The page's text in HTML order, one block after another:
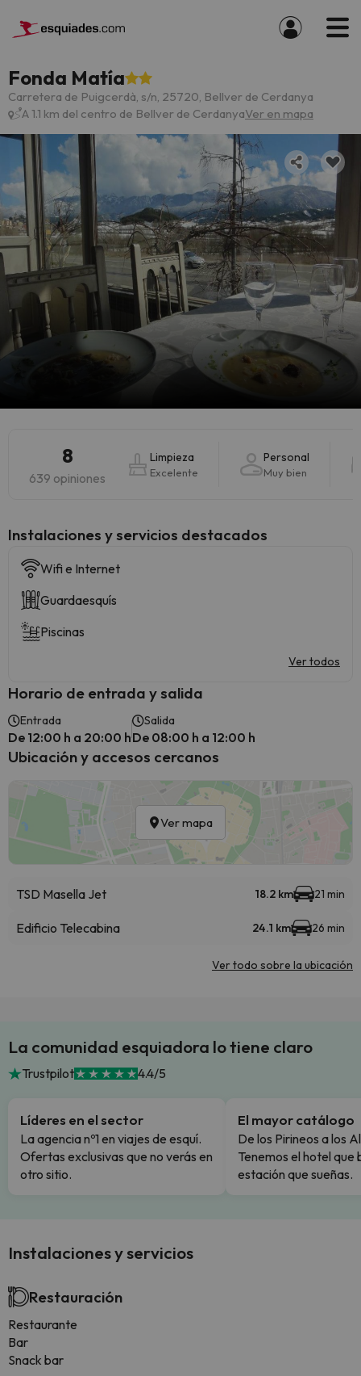
Fonda Matía
Carretera de Puigcerdà, s/n, 25720, Bellver de Cerdanya
A 1.1 km del centro de Bellver de CerdanyaVer en mapa
8
639 opiniones
Limpieza
Excelente
Personal
Muy bien
Instalaciones y servicios destacados
Wifi e Internet
Guardaesquís
Piscinas
Ver todos
Horario de entrada y salida
Entrada
De 12:00 h a 20:00 h
Salida
De 08:00 h a 12:00 h
Ubicación y accesos cercanos
Ver mapa
TSD Masella Jet 18.2 km 21 min
Edificio Telecabina 24.1 km 26 min
Ver todo sobre la ubicación
La comunidad esquiadora lo tiene claro
Trustpilot 4.4/5
Líderes en el sector
La agencia nº1 en viajes de esquí.
Ofertas exclusivas que no verás en
otro sitio.
El mayor catálogo
De los Pirineos a los
Tenemos el hotel que
estación que sueñas.
Instalaciones y servicios
Restauración
Restaurante
Bar
Snack bar